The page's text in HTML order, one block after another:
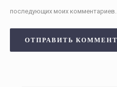
последующих моих комментариев.